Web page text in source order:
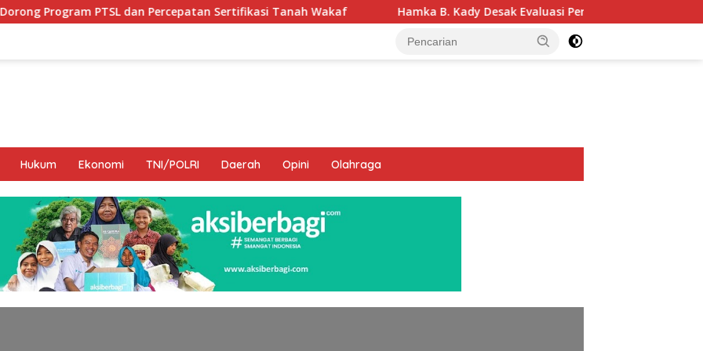
dan Percepatan Sertifikasi Tanah Wakaf Hamka B. Kady Desak Evaluasi Permenhub Nomor 28/2022: Biar
Hukum Ekonomi TNI/POLRI Daerah Opini Olahraga